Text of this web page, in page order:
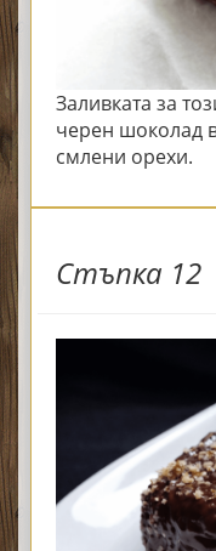
Заливката за
черен шоколад
смлени орехи.
Стъпка 12